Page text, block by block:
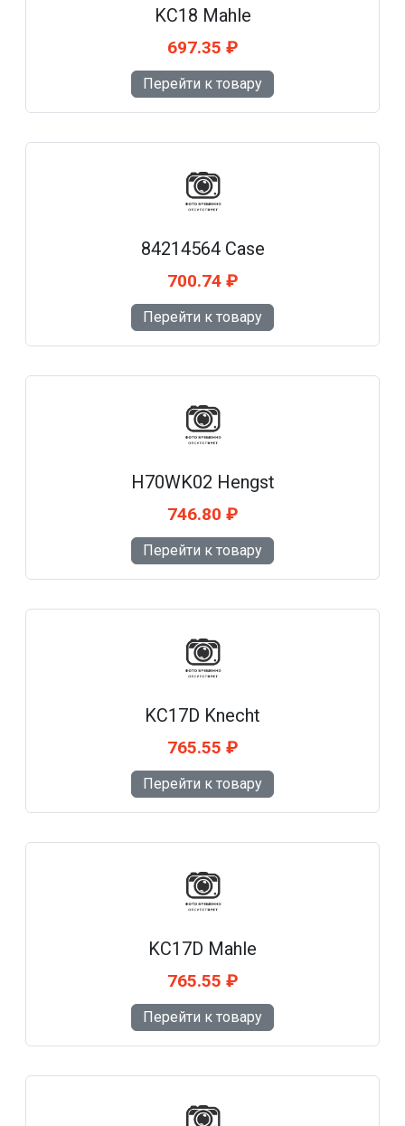
KC18 Mahle
697.35 ₽
Перейти к товару
84214564 Case
700.74 ₽
Перейти к товару
H70WK02 Hengst
746.80 ₽
Перейти к товару
KC17D Knecht
765.55 ₽
Перейти к товару
KC17D Mahle
765.55 ₽
Перейти к товару